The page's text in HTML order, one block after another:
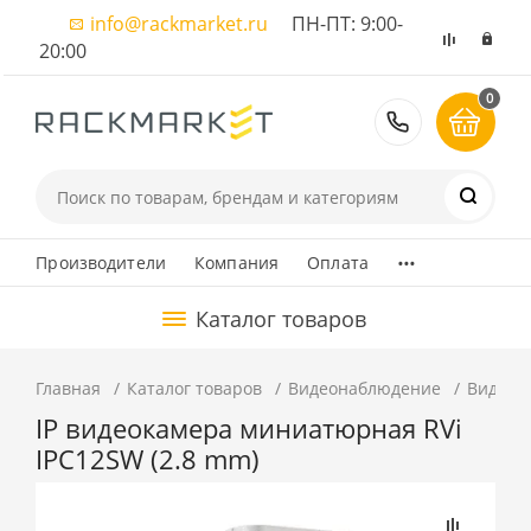
info@rackmarket.ru ПН-ПТ: 9:00-
20:00
8 (495)
0
Производители Компания Оплата ...
Каталог товаров
Главная Каталог товаров Видеонаблюдение
IP видеокамера миниатюрная RVi
IPC12SW (2.8 mm)